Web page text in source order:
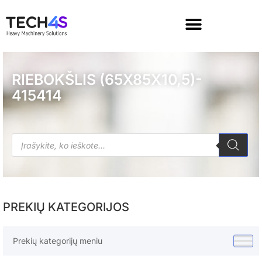
RIEBOKŠLIS (65X85X10,5)-
415414
PREKIŲ KATEGORIJOS
Prekių kategorijų meniu